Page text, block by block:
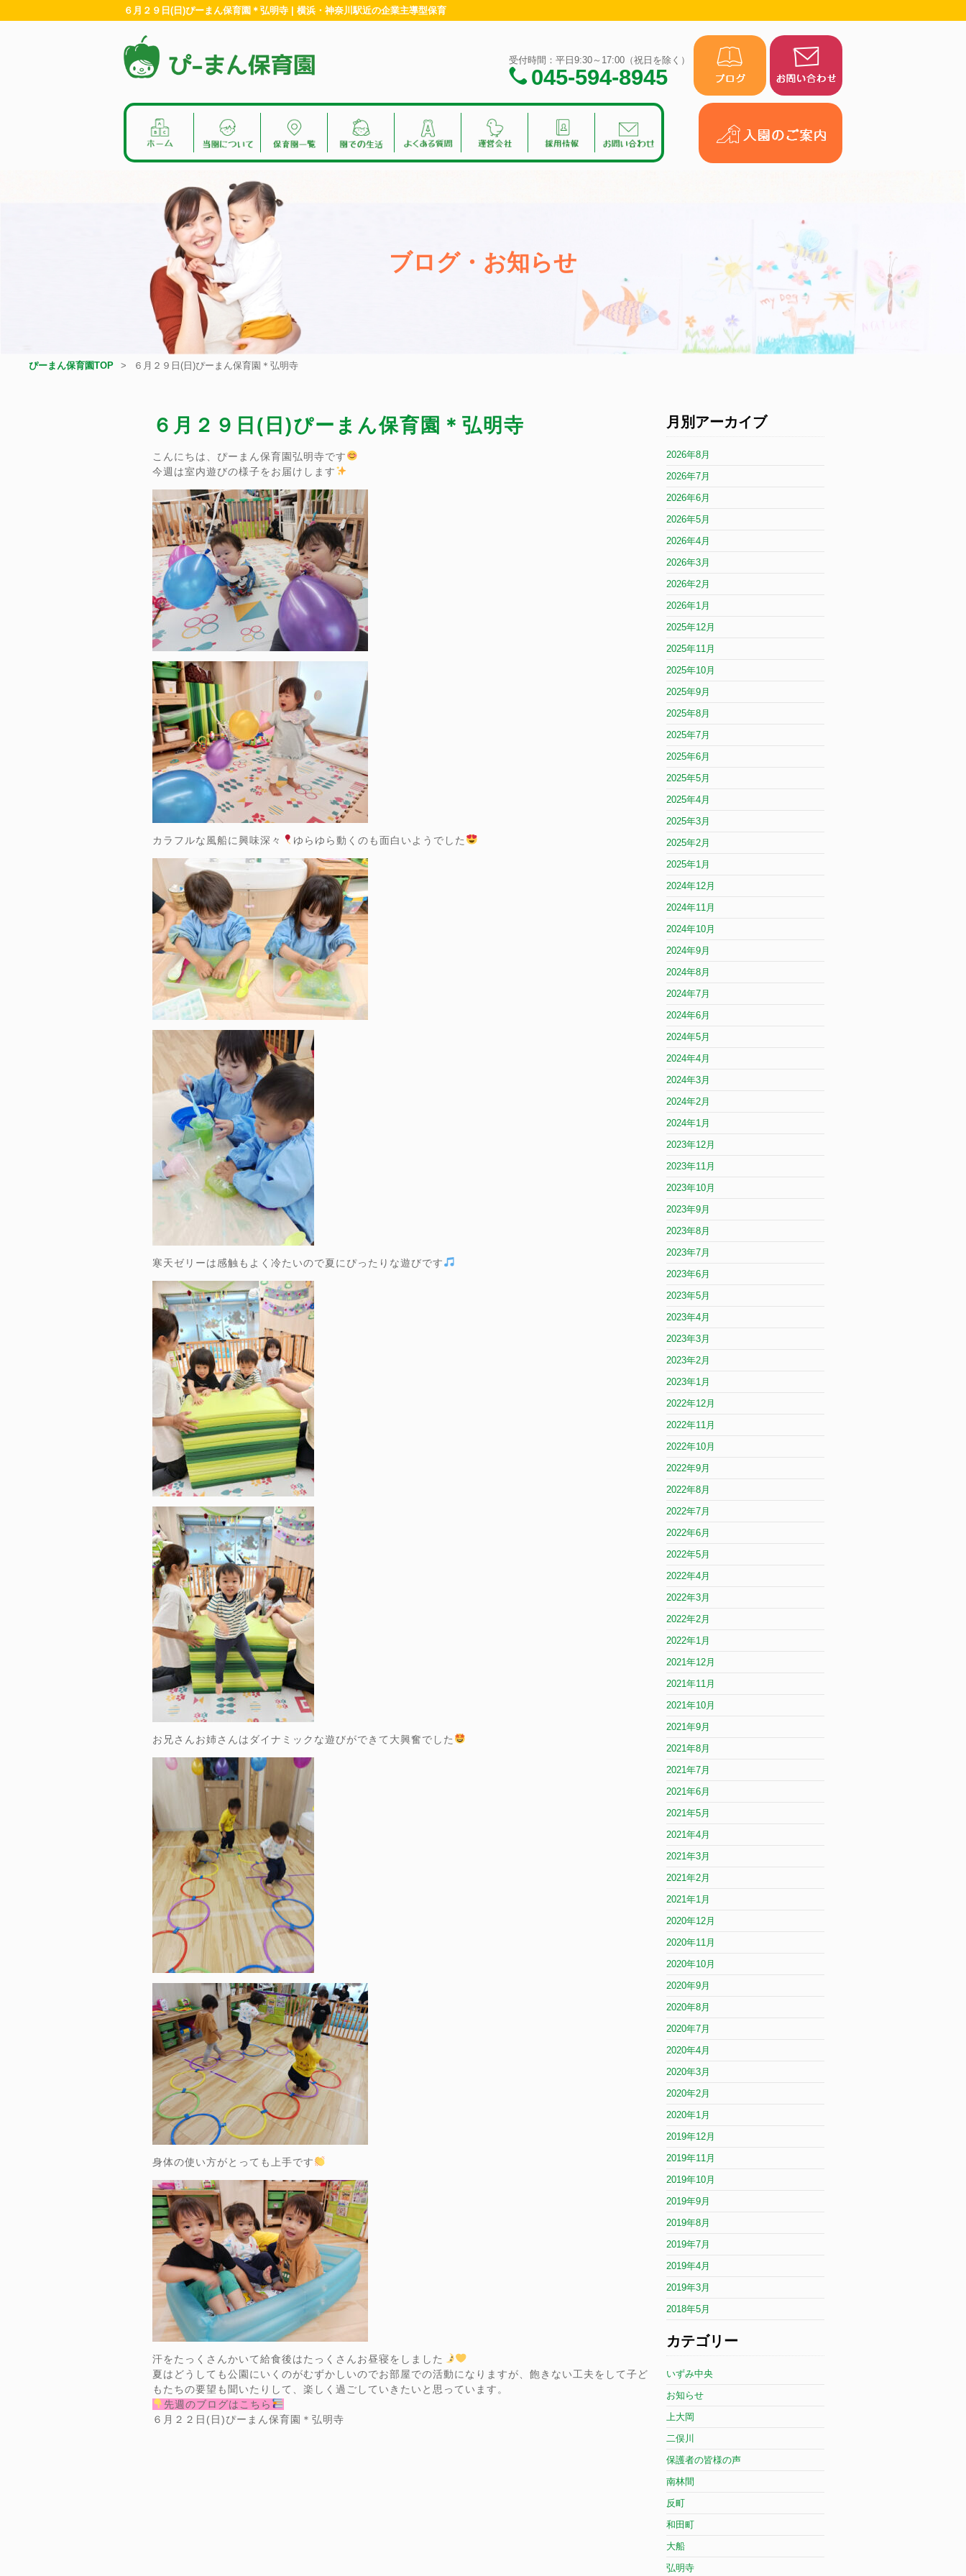
６月２９日(日)ぴーまん保育園＊弘明寺 | 横浜・神奈川駅近の企業主導型保育
受付時間：平日9:30～17:00（祝日を除く）
045-594-8945
ブログ・お知らせ
ぴーまん保育園TOP ６月２９日(日)ぴーまん保育園＊弘明寺
６月２９日(日)ぴーまん保育園＊弘明寺
こんにちは、ぴーまん保育園弘明寺です
今週は室内遊びの様子をお届けします
カラフルな風船に興味深々 ゆらゆら動くのも面白いようでした
寒天ゼリーは感触もよく冷たいので夏にぴったりな遊びです
お兄さんお姉さんはダイナミックな遊びができて大興奮でした
身体の使い方がとっても上手です
汗をたっくさんかいて給食後はたっくさんお昼寝をしました
夏はどうしても公園にいくのがむずかしいのでお部屋での活動になりますが、飽きない工夫をして子ど
もたちの要望も聞いたりして、楽しく過ごしていきたいと思っています。
先週のブログはこちら
６月２２日(日)ぴーまん保育園＊弘明寺
月別アーカイブ
2026年8月
2026年7月
2026年6月
2026年5月
2026年4月
2026年3月
2026年2月
2026年1月
2025年12月
2025年11月
2025年10月
2025年9月
2025年8月
2025年7月
2025年6月
2025年5月
2025年4月
2025年3月
2025年2月
2025年1月
2024年12月
2024年11月
2024年10月
2024年9月
2024年8月
2024年7月
2024年6月
2024年5月
2024年4月
2024年3月
2024年2月
2024年1月
2023年12月
2023年11月
2023年10月
2023年9月
2023年8月
2023年7月
2023年6月
2023年5月
2023年4月
2023年3月
2023年2月
2023年1月
2022年12月
2022年11月
2022年10月
2022年9月
2022年8月
2022年7月
2022年6月
2022年5月
2022年4月
2022年3月
2022年2月
2022年1月
2021年12月
2021年11月
2021年10月
2021年9月
2021年8月
2021年7月
2021年6月
2021年5月
2021年4月
2021年3月
2021年2月
2021年1月
2020年12月
2020年11月
2020年10月
2020年9月
2020年8月
2020年7月
2020年4月
2020年3月
2020年2月
2020年1月
2019年12月
2019年11月
2019年10月
2019年9月
2019年8月
2019年7月
2019年4月
2019年3月
2018年5月
カテゴリー
いずみ中央
お知らせ
上大岡
二俣川
保護者の皆様の声
南林間
反町
和田町
大船
弘明寺